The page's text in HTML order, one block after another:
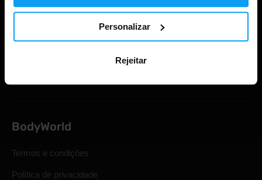
Personalizar
Rejeitar
Cartões de oferta
BodyWorld
Termos e condições
Política de privacidade